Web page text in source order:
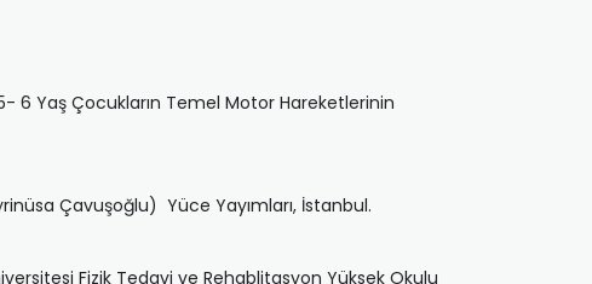
6 Yaş Çocukların Temel Motor Hareketlerinin
Çavuşoğlu) Yüce Yayımları, İstanbul.
Fizik Tedavi ve Rehablitasyon Yüksek Okulu